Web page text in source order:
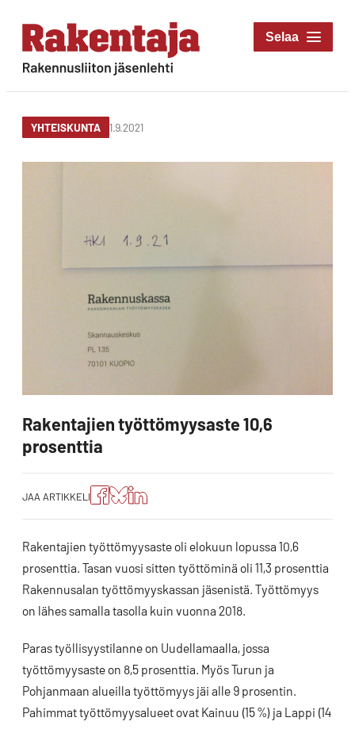
Siirry
suoraan
sisältöön
Rakentaja-lehti
YHTEISKUNTA 1.9.2021
Rakentajien työttömyysaste 10,6
prosenttia
JAA ARTIKKELI
Jaa
artikkeli
Facebookissa
Jaa
artikkeli
Blueskyssa
Jako:
Jaa
artikkeli
Rakentajien työttömyysaste oli elokuun lopussa 10,6
prosenttia. Tasan vuosi sitten työttöminä oli 11,3 prosenttia
Rakennusalan työttömyyskassan jäsenistä. Työttömyys
on lähes samalla tasolla kuin vuonna 2018.
Paras työllisyystilanne on Uudellamaalla, jossa
työttömyysaste on 8,5 prosenttia. Myös Turun ja
Pohjanmaan alueilla työttömyys jäi alle 9 prosentin.
Pahimmat työttömyysalueet ovat Kainuu (15 %) ja Lappi (14